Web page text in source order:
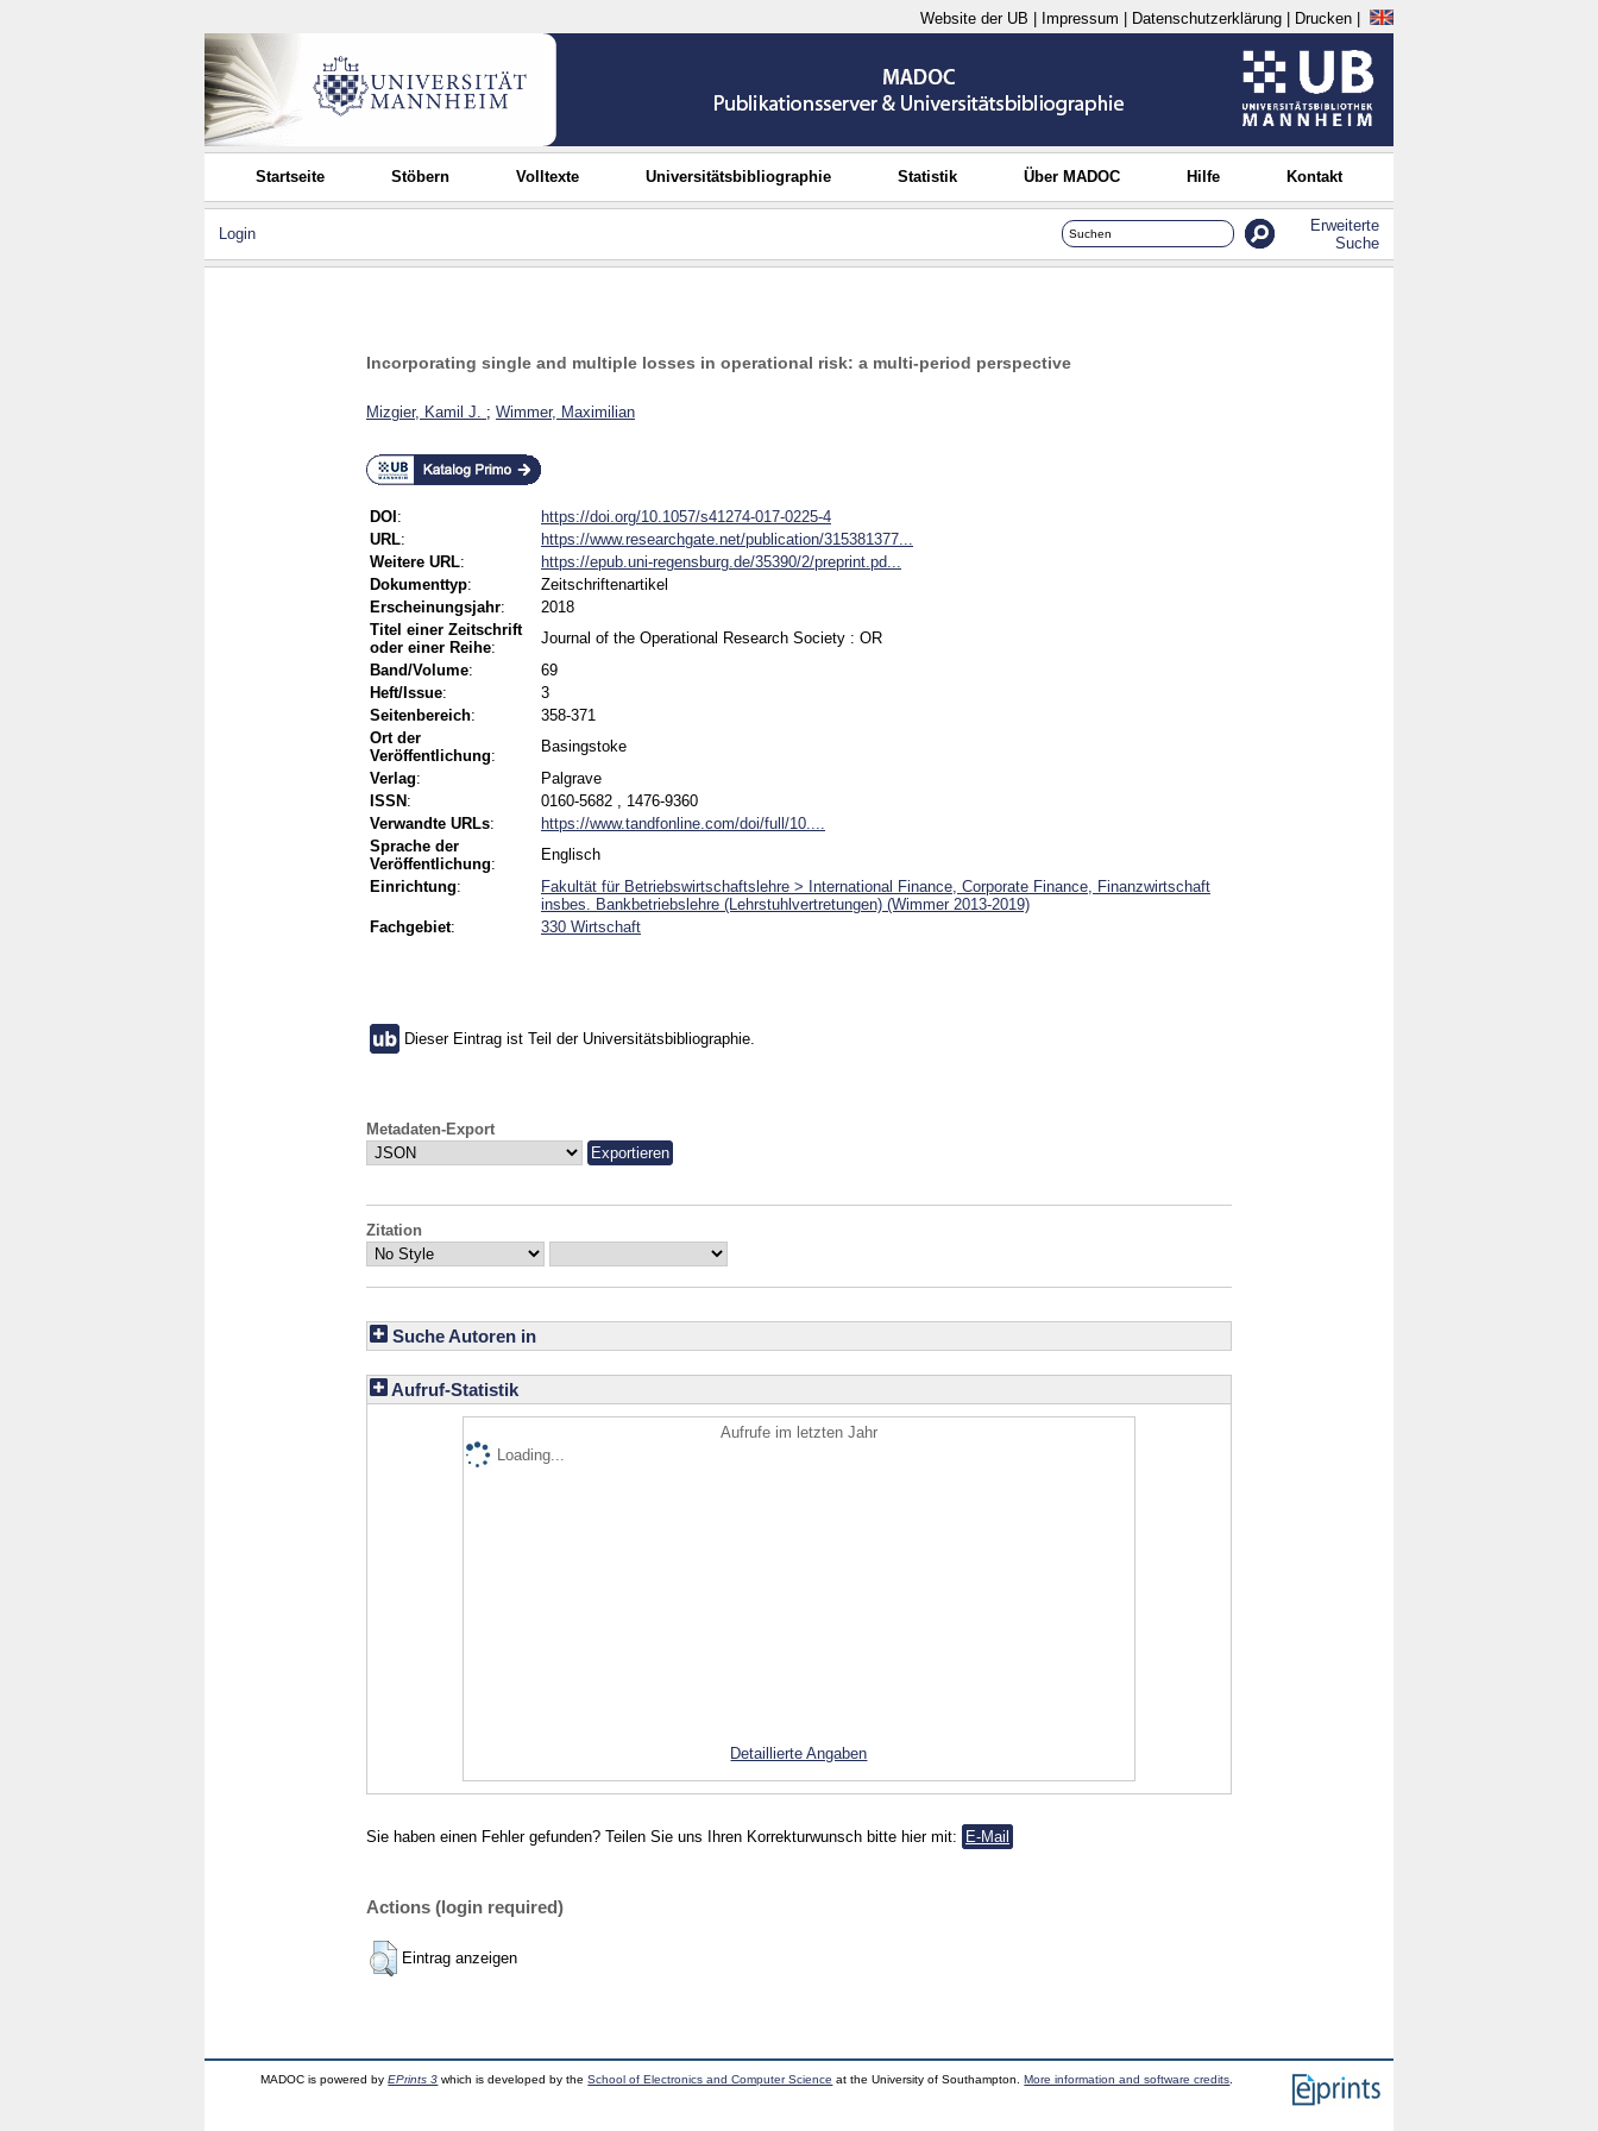
Website der UB Impressum Datenschutzerklärung Drucken
Startseite Stöbern Volltexte Universitätsbibliographie Statistik Über MADOC Hilfe Kontakt
Login
Erweiterte
Suche
Incorporating single and multiple losses in operational risk: a multi-period perspective
Mizgier, Kamil J. ; Wimmer, Maximilian
DOI :
https://doi.org/10.1057/s41274-017-0225-4
URL:
https://www.researchgate.net/publication/315381377...
Weitere URL:
https://epub.uni-regensburg.de/35390/2/preprint.pd...
Dokumenttyp:
Zeitschriftenartikel
Erscheinungsjahr:
2018
Titel einer Zeitschrift
oder einer Reihe:
Journal of the Operational Research Society : OR
Band/Volume:
69
Heft/Issue:
3
Seitenbereich:
358-371
Ort der
Veröffentlichung:
Basingstoke
Verlag:
Palgrave
ISSN :
0160-5682 , 1476-9360
Verwandte URLs:
https://www.tandfonline.com/doi/full/10....
Sprache der
Veröffentlichung:
Englisch
Einrichtung:
Fakultät für Betriebswirtschaftslehre > International Finance, Corporate Finance, Finanzwirtschaft
insbes. Bankbetriebslehre (Lehrstuhlvertretungen) (Wimmer 2013-2019)
Fachgebiet: 330 Wirtschaft
Dieser Eintrag ist Teil der Universitätsbibliographie.
Metadaten-Export
Zitation
Suche Autoren in
Aufruf-Statistik
Aufrufe im letzten Jahr
Loading...
Detaillierte Angaben
Sie haben einen Fehler gefunden? Teilen Sie uns Ihren Korrekturwunsch bitte hier mit: E-Mail
Actions (login required)
Eintrag anzeigen
MADOC is powered byEPrints 3 which is developed by theSchool of Electronics and Computer Science at the University of Southampton.More information and software credits